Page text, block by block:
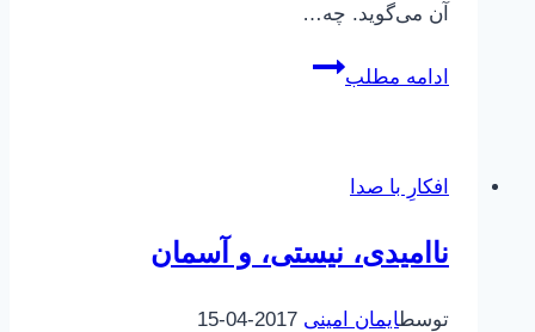
آن می‌گوید. چه…
ادامه مطلب
رسانه
افکارِ با صدا
ناامیدی، نیستی، و آسمان
توسطایمان امینی 2017-04-15